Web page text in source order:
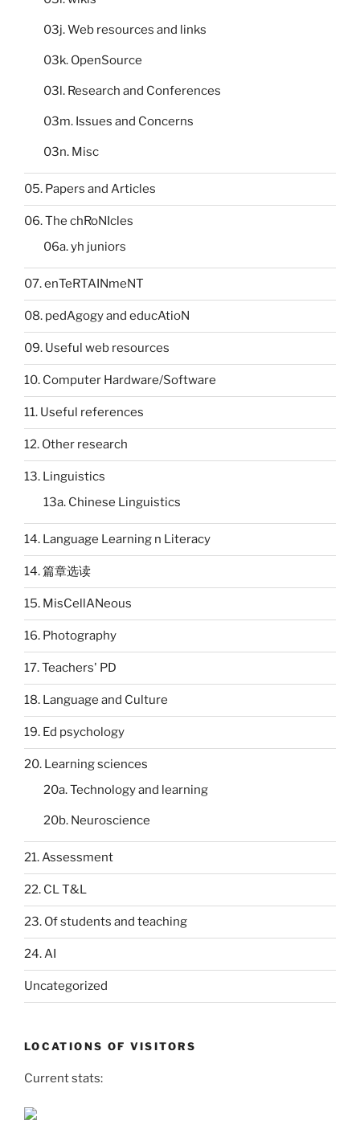
03j. Web resources and links
03k. OpenSource
03l. Research and Conferences
03m. Issues and Concerns
03n. Misc
05. Papers and Articles
06. The chRoNIcles
06a. yh juniors
07. enTeRTAINmeNT
08. pedAgogy and educAtioN
09. Useful web resources
10. Computer Hardware/Software
11. Useful references
12. Other research
13. Linguistics
13a. Chinese Linguistics
14. Language Learning n Literacy
14. 篇章选读
15. MisCellANeous
16. Photography
17. Teachers' PD
18. Language and Culture
19. Ed psychology
20. Learning sciences
20a. Technology and learning
20b. Neuroscience
21. Assessment
22. CL T&L
23. Of students and teaching
24. AI
Uncategorized
LOCATIONS OF VISITORS
Current stats: